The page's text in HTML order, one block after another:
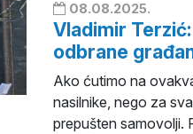
08.08.2025.
Vladimir
odbrane
Ako ćutimo na
nasilnike, nego za
prepušten samovolji.